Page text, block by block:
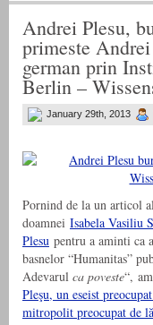
Andrei Plesu,
primeste
german prin
Berlin –
January 29th, 2013
Pornind de la un articol
doamnei Isabela Vasiliu
Plesu pentru a aminti ca
basnelor “Humanitas”
Adevarul ca poveste“,
Pleşu, un eseist
mitropolit preocupat de